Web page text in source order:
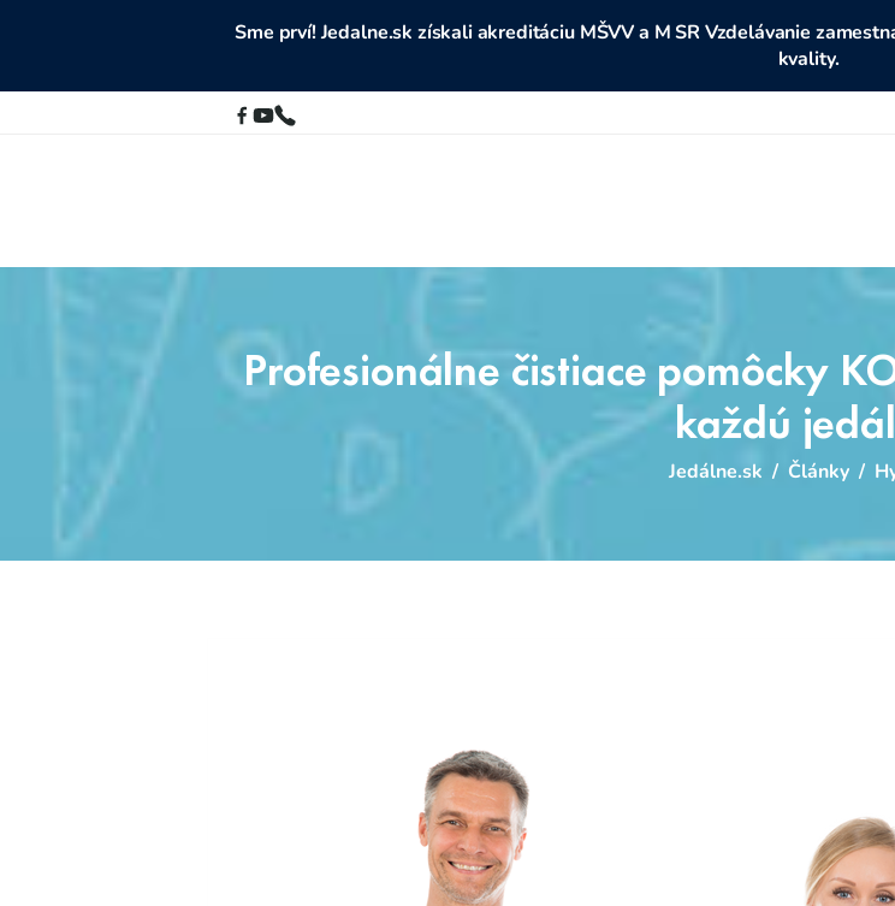
Sme prví! Jedalne.sk získali akreditáciu MŠVV a M SR Vzdelávanie
kvality.
Profesionálne čistiace pomôcky
každú
Jedálne.sk / Články /